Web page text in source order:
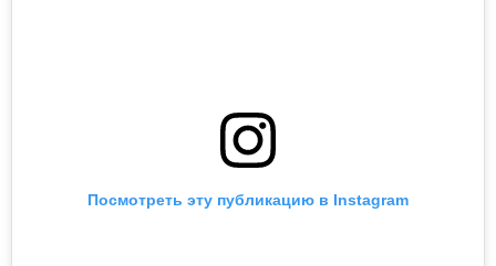
Посмотреть эту публикацию в Instagram